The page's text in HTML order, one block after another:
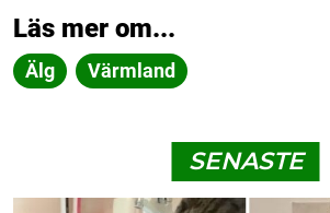
Läs mer om...
Älg Värmland
SENASTE